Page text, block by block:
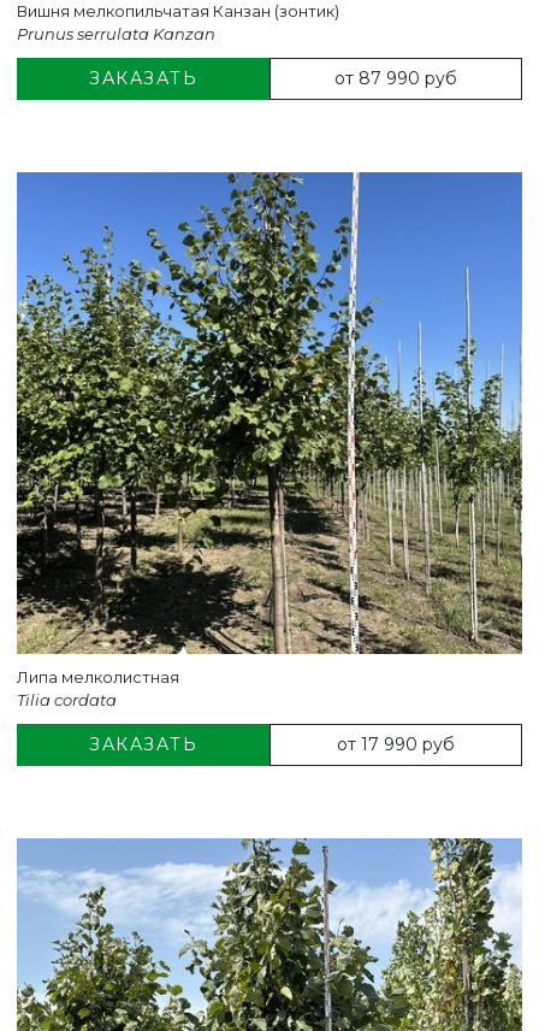
Вишня мелкопильчатая Канзан (зонтик)
Prunus serrulata Kanzan
ЗАКАЗАТЬ от 87 990 руб
Липа мелколистная
Tilia cordata
ЗАКАЗАТЬ от 17 990 руб